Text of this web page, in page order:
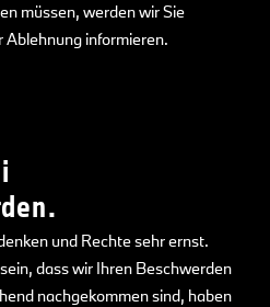
müssen, werden wir Sie
Ablehnung informieren.
und Rechte sehr ernst.
dass wir Ihren Beschwerden
nachgekommen sind, haben